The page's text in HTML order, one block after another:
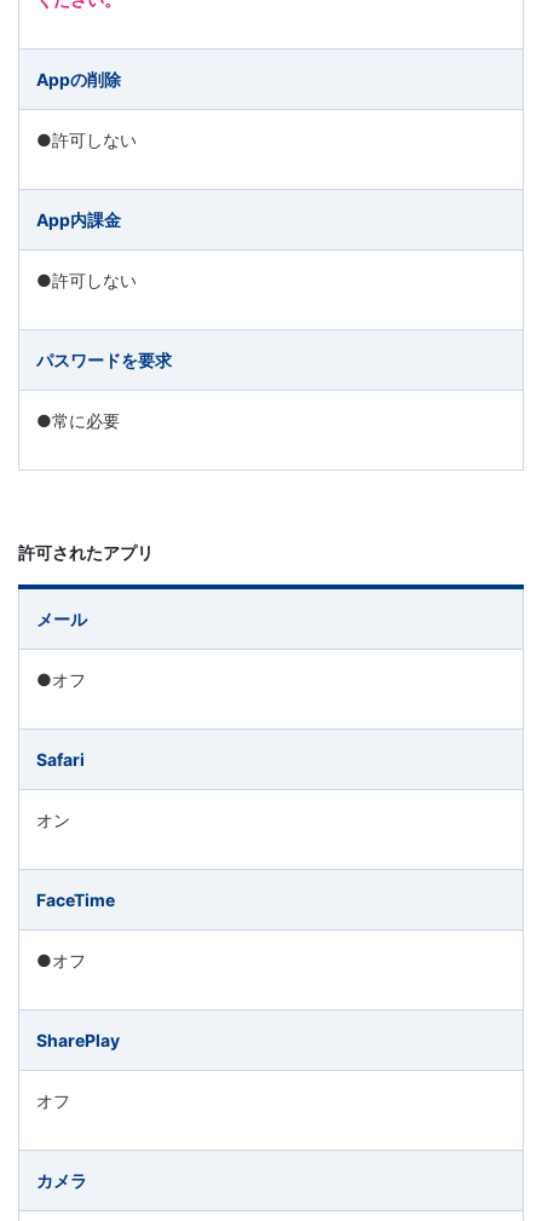
生・
生・
社
会
け
に、
信
教
を
は
じ
め
と
し
Appの削除
●許可しない
App内課金
●許可しない
パスワードを要求
●常に必要
許可されたアプリ
メール
●オフ
Safari
オン
FaceTime
●オフ
SharePlay
オフ
カメラ